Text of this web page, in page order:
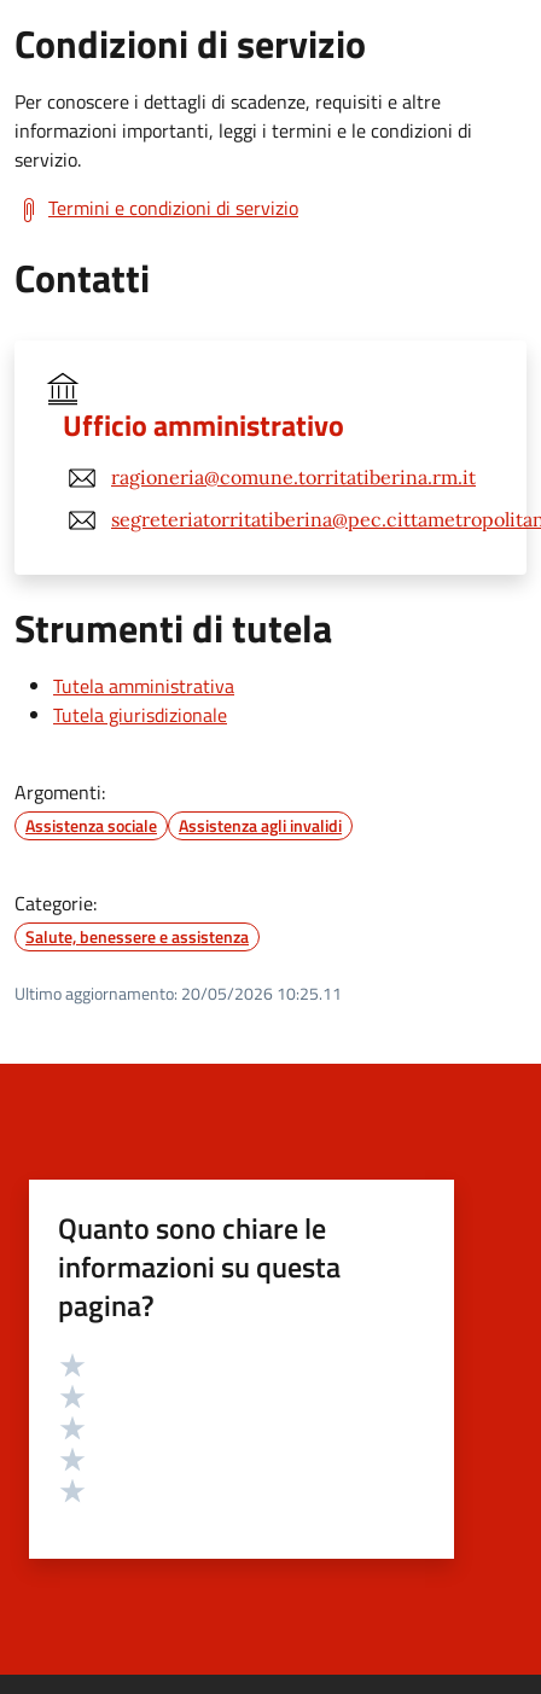
Condizioni di servizio
Per conoscere i dettagli di scadenze, requisiti e altre
informazioni importanti, leggi i termini e le condizioni di
servizio.
Termini e condizioni di servizio
Contatti
Ufficio amministrativo
ragioneria@comune.torritatiberina.rm.it
Strumenti di tutela
Tutela amministrativa
Tutela giurisdizionale
Argomenti:
Assistenza sociale Assistenza agli invalidi
Categorie:
Salute, benessere e assistenza
Ultimo aggiornamento: 20/05/2026 10:25.11
Quanto sono chiare le
informazioni su questa
pagina?
Valutazione